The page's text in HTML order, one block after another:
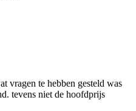
vragen te hebben gesteld was
tevens niet de hoofdprijs